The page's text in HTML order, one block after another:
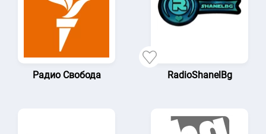
Радио Свобода RadioShanelBg